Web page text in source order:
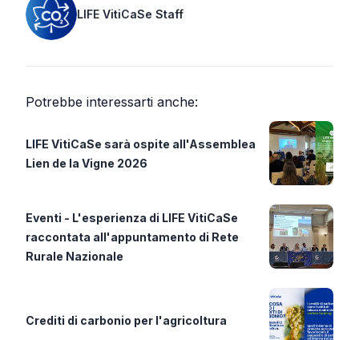
LIFE VitiCaSe Staff
Potrebbe interessarti anche:
LIFE VitiCaSe sarà ospite all'Assemblea
Lien de la Vigne 2026
Eventi - L'esperienza di LIFE VitiCaSe
raccontata all'appuntamento di Rete
Rurale Nazionale
Crediti di carbonio per l'agricoltura